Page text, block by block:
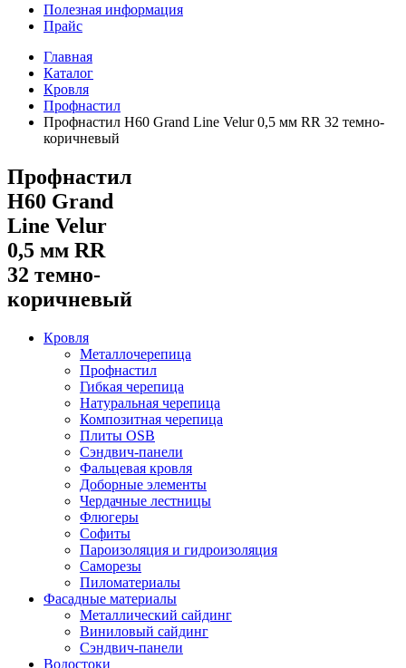
Полезная информация
Прайс
Главная
Каталог
Кровля
Профнастил
Профнастил Н60 Grand Line Velur 0,5 мм RR 32 темно-
коричневый
Профнастил
Н60 Grand
Line Velur
0,5 мм RR
32 темно-
коричневый
Кровля
Металлочерепица
Профнастил
Гибкая черепица
Натуральная черепица
Композитная черепица
Плиты OSB
Сэндвич-панели
Фальцевая кровля
Доборные элементы
Чердачные лестницы
Флюгеры
Софиты
Пароизоляция и гидроизоляция
Саморезы
Пиломатериалы
Фасадные материалы
Металлический сайдинг
Виниловый сайдинг
Сэндвич-панели
Водостоки